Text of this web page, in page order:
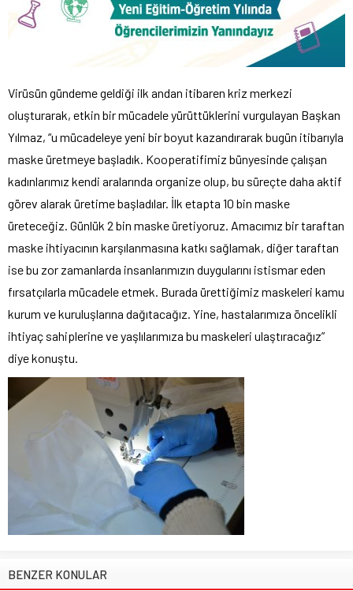
Virüsün gündeme geldiği ilk andan itibaren kriz merkezi
oluşturarak, etkin bir mücadele yürüttüklerini vurgulayan Başkan
Yılmaz, “u mücadeleye yeni bir boyut kazandırarak bugün itibarıyla
maske üretmeye başladık. Kooperatifimiz bünyesinde çalışan
kadınlarımız kendi aralarında organize olup, bu süreçte daha aktif
görev alarak üretime başladılar. İlk etapta 10 bin maske
üreteceğiz. Günlük 2 bin maske üretiyoruz. Amacımız bir taraftan
maske ihtiyacının karşılanmasına katkı sağlamak, diğer taraftan
ise bu zor zamanlarda insanlarımızın duygularını istismar eden
fırsatçılarla mücadele etmek. Burada ürettiğimiz maskeleri kamu
kurum ve kuruluşlarına dağıtacağız. Yine, hastalarımıza öncelikli
ihtiyaç sahiplerine ve yaşlılarımıza bu maskeleri ulaştıracağız”
diye konuştu.
BENZER KONULAR